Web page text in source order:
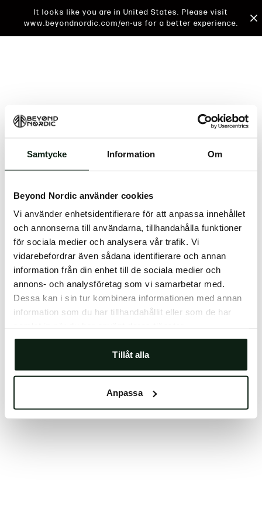
Samtycke Information Om
Beyond Nordic använder cookies
Vi använder enhetsidentifierare för att anpassa innehållet
och annonserna till användarna, tillhandahålla funktioner
för sociala medier och analysera vår trafik. Vi
vidarebefordrar även sådana identifierare och annan
information från din enhet till de sociala medier och
annons- och analysföretag som vi samarbetar med.
Dessa kan i sin tur kombinera informationen med annan
information som du har tillhandahållit eller som de har
Tillåt alla
Anpassa
It looks like you are in United States. Please visit
www.beyondnordic.com/en-us for a better experience.
An unknown error has occurred. An error report has
issue will be investigated.
Click the button below to refresh the website. If the
issue persists, either try waiting a moment or
reopening your browser.
Clearing your browser cache may also help in some
cases.
We apologize for the inconvenience.